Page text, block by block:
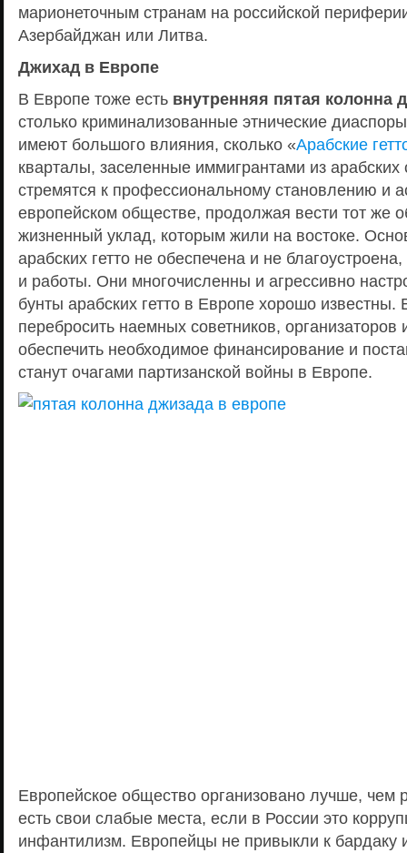
марионеточным странам на российской
Азербайджан или Литва.
Джихад в Европе
В Европе тоже есть внутренняя пятая колонна
столько криминализованные этнические
имеют большого влияния, сколько «Арабские
кварталы, заселенные иммигрантами из арабских
стремятся к профессиональному становлению и
европейском обществе, продолжая вести тот же
жизненный уклад, которым жили на востоке.
арабских гетто не обеспечена и не
и работы. Они многочисленны и агрессивно
бунты арабских гетто в Европе хорошо известны.
перебросить наемных советников, организаторов
обеспечить необходимое финансирование и
станут очагами партизанской войны в Европе.
Европейское общество организовано лучше, чем
есть свои слабые места, если в России это
инфантилизм. Европейцы не привыкли к бардаку